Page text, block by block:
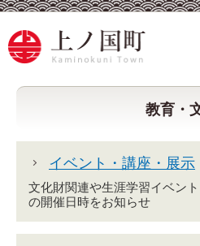
教育・
イベント・講座・展示
文化財関連や生涯学習イベン
の開催日時をお知らせ